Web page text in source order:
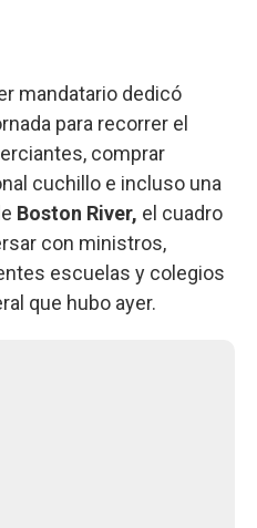
mandatario dedicó
para recorrer el
comprar
cuchillo e incluso una
Boston River, el cuadro
con ministros,
escuelas y colegios
que hubo ayer.